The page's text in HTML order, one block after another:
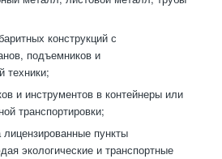
конструкций с
подъемников и
техники;
и инструментов в контейнеры или
транспортировки;
лицензированные пункты
экологические и транспортные